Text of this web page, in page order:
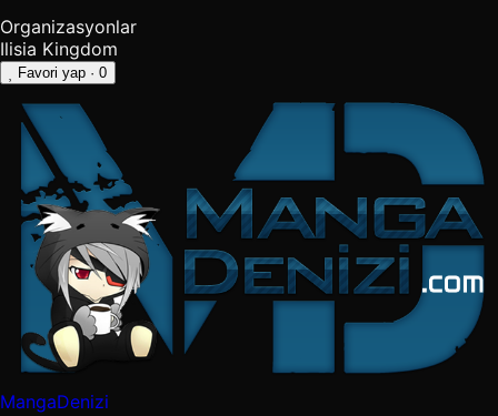
Organizasyonlar
Ilisia Kingdom
Favori yap · 0
MangaDenizi